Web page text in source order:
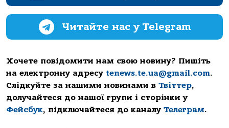
Читайте нас у Telegram
Хочете повідомити нам свою новину? Пишіть
на електронну адресу tenews.te.ua@gmail.com.
Слідкуйте за нашими новинами в Твіттер,
долучайтеся до нашої групи і сторінки у
Фейсбук, підключайтеся до каналу Телеграм.